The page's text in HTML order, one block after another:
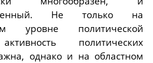
Не только на
уровне политической
политических
однако и на областном